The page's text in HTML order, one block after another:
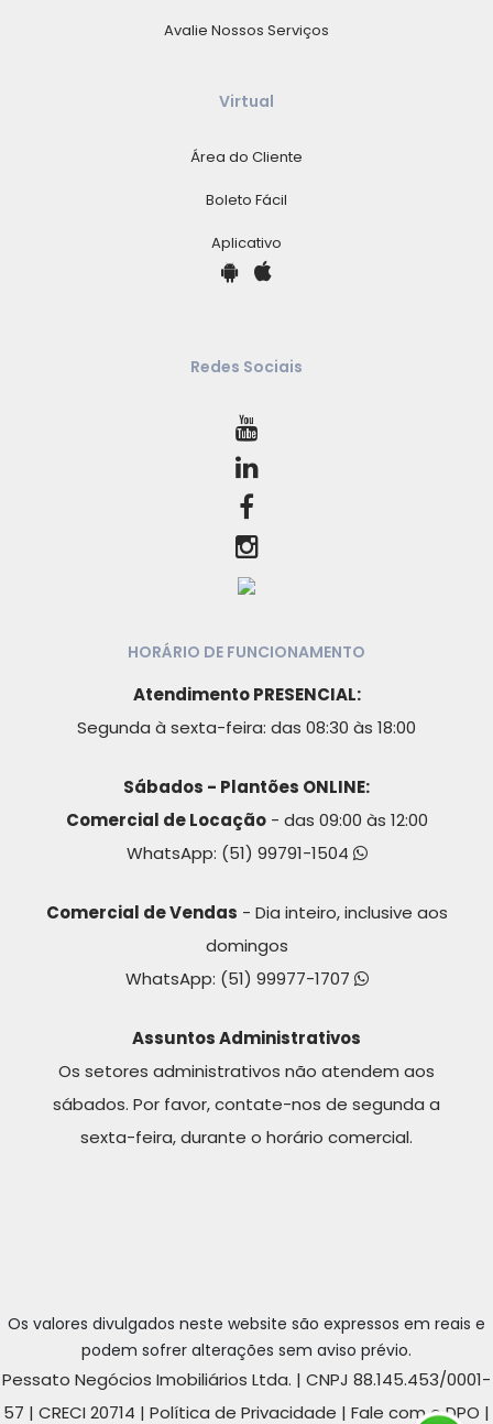
Avalie Nossos Serviços
Virtual
Área do Cliente
Boleto Fácil
Aplicativo
Redes Sociais
HORÁRIO DE FUNCIONAMENTO
Atendimento PRESENCIAL:
Segunda à sexta-feira: das 08:30 às 18:00
Sábados - Plantões ONLINE:
Comercial de Locação- das 09:00 às 12:00
WhatsApp: (51) 99791-1504
Comercial de Vendas - Dia inteiro, inclusive aos
domingos
WhatsApp: (51) 99977-1707
Assuntos Administrativos
Os setores administrativos não atendem aos
sábados. Por favor, contate-nos de segunda a
sexta-feira, durante o horário comercial.
Os valores divulgados neste website são expressos em reais e
podem sofrer alterações sem aviso prévio.
Pessato Negócios Imobiliários Ltda. | CNPJ 88.145.453/0001-
57 | CRECI 20714 | Política de Privacidade | Fale com o DPO |